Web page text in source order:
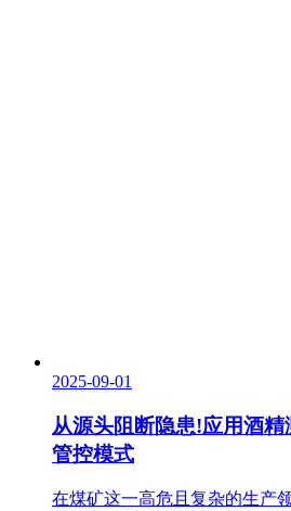
2025-09-01
从源头阻断隐患!应用酒
管控模式
在煤矿这一高危且复杂的生产